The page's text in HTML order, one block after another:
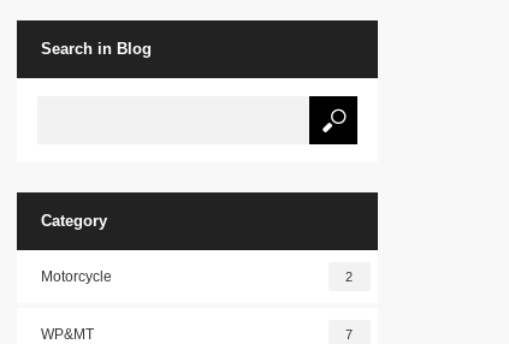
Search in Blog
Category
Motorcycle 2
WP&MT 7